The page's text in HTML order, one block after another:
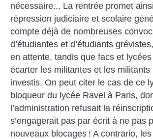
nécessaire... La rentrée promet
répression judiciaire et scolaire
compte déjà de nombreuses
d’étudiantes et d’étudiants
en attente, tandis que facs et
écarter les militantes et les militants
investis. On peut citer le cas de ce
bloqueur du lycée Ravel à Paris,
l’administration refusait la
s’engagerait pas par écrit à ne pas
nouveaux blocages ! A contrario,